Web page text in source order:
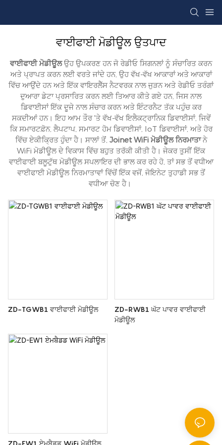
ਵਾਈਫਾਈ ਮੋਡੀਊਲ ਉਤਪਾਦ
ਵਾਈਫਾਈ ਮੋਡੀਊਲਉਹ ਉਪਕਰਣ ਹਨ ਜੋ ਰੇਡੀਓ ਸਿਗਨਲਾਂ ਨੂੰ ਸੰਚਾਰਿਤ ਕਰਨ
ਅਤੇ ਪ੍ਰਾਪਤ ਕਰਨ ਲਈ ਵਰਤੇ ਜਾਂਦੇ ਹਨ, ਉਹ ਵੱਖ-ਵੱਖ ਆਕਾਰਾਂ ਅਤੇ ਆਕਾਰਾਂ
ਵਿੱਚ ਆਉਂਦੇ ਹਨ ਅਤੇ ਇੱਕ ਵਾਇਰਲੈੱਸ ਨੈਟਵਰਕ ਨਾਲ ਜੁੜਨ ਅਤੇ ਰੇਡੀਓ ਤਰੰਗਾਂ
ਦੁਆਰਾ ਡੇਟਾ ਪ੍ਰਸਾਰਿਤ ਕਰਨ ਲਈ ਤਿਆਰ ਕੀਤੇ ਗਏ ਹਨ, ਜਿਸ ਨਾਲ
ਡਿਵਾਈਸਾਂ ਇੱਕ ਦੂਜੇ ਨਾਲ ਸੰਚਾਰ ਕਰਨ ਅਤੇ ਇੰਟਰਨੈਟ ਤੱਕ ਪਹੁੰਚ ਕਰ
ਸਕਦੀਆਂ ਹਨ। ਇਹ ਆਮ ਤੌਰ 'ਤੇ ਵੱਖ-ਵੱਖ ਇਲੈਕਟ੍ਰਾਨਿਕ ਡਿਵਾਈਸਾਂ, ਜਿਵੇਂ
ਕਿ ਸਮਾਰਟਫ਼ੋਨ, ਲੈਪਟਾਪ, ਸਮਾਰਟ ਹੋਮ ਡਿਵਾਈਸਾਂ, IoT ਡਿਵਾਈਸਾਂ, ਅਤੇ ਹੋਰ
ਵਿੱਚ ਏਕੀਕ੍ਰਿਤ ਹੁੰਦਾ ਹੈ। ਸਾਲਾਂ ਤੋਂ, Joinet WiFi ਮੋਡੀਊਲ ਨਿਰਮਾਤਾਨੇ
WiFi ਮੋਡੀਊਲ ਦੇ ਵਿਕਾਸ ਵਿੱਚ ਬਹੁਤ ਤਰੱਕੀ ਕੀਤੀ ਹੈ। ਜੇਕਰ ਤੁਸੀਂ ਇੱਕ
ਵਾਈਫਾਈ ਬਲੂਟੁੱਥ ਮੋਡੀਊਲ ਸਪਲਾਇਰ ਦੀ ਭਾਲ ਕਰ ਰਹੇ ਹੋ, ਤਾਂ ਸਭ ਤੋਂ ਵਧੀਆ
ਵਾਈਫਾਈ ਮੋਡੀਊਲ ਨਿਰਮਾਤਾਵਾਂ ਵਿੱਚੋਂ ਇੱਕ ਵਜੋਂ, ਜੋਇਨੇਟ ਤੁਹਾਡੀ ਸਭ ਤੋਂ
ਵਧੀਆ ਚੋਣ ਹੈ।
ZD-TGWB1 ਵਾਈਫਾਈ ਮੋਡੀਊਲ
ZD-RWB1 ਘੱਟ ਪਾਵਰ ਵਾਈਫਾਈ
ਮੋਡੀਊਲ